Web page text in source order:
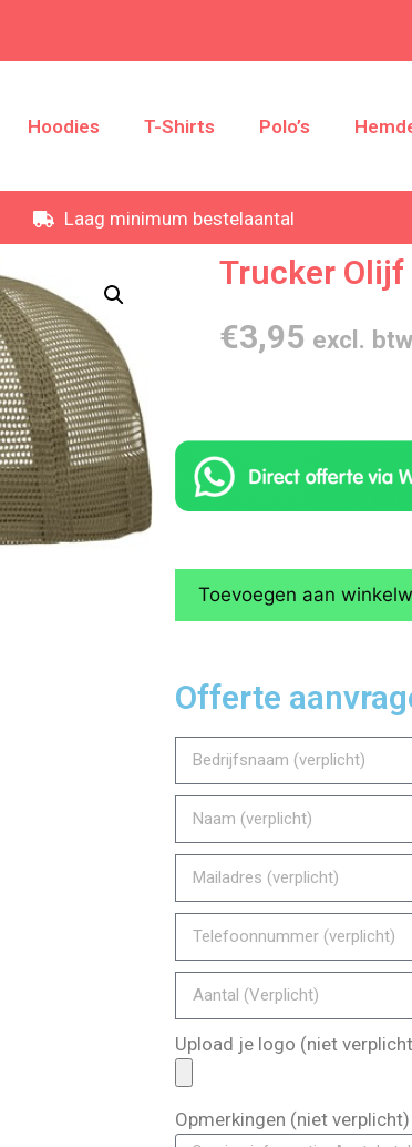
Hoodies T-Shirts Polo’s
Laag minimum bestelaantal
Trucker Olijf
€3,95 excl. btw
Toevoegen aan
Offerte
Upload je logo (niet
Opmerkingen (niet verplicht)